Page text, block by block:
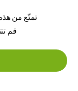
تمتّع من
قم